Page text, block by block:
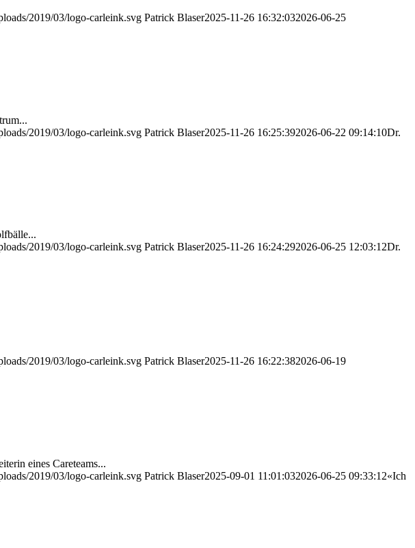
2019/03/logo-carleink.svg Patrick Blaser2025-11-26 16:32:032026-06-25
2019/03/logo-carleink.svg Patrick Blaser2025-11-26 16:25:392026-06-22 09:14:10Dr.
2019/03/logo-carleink.svg Patrick Blaser2025-11-26 16:24:292026-06-25 12:03:12Dr.
2019/03/logo-carleink.svg Patrick Blaser2025-11-26 16:22:382026-06-19
eines Careteams...
2019/03/logo-carleink.svg Patrick Blaser2025-09-01 11:01:032026-06-25 09:33:12«Ich